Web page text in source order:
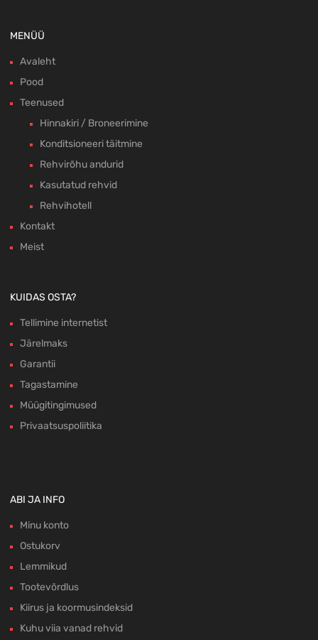
MENÜÜ
Avaleht
Pood
Teenused
Hinnakiri / Broneerimine
Konditsioneeri täitmine
Rehvirõhu andurid
Kasutatud rehvid
Rehvihotell
Kontakt
Meist
KUIDAS OSTA?
Tellimine internetist
Järelmaks
Garantii
Tagastamine
Müügitingimused
Privaatsuspoliitika
ABI JA INFO
Minu konto
Ostukorv
Lemmikud
Tootevõrdlus
Kiirus ja koormusindeksid
Kuhu viia vanad rehvid